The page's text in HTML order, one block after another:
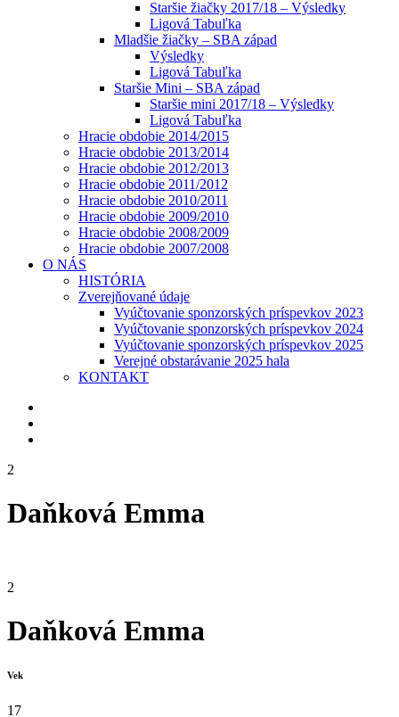
Staršie žiačky 2017/18 – Výsledky
Ligová Tabuľka
Mladšie žiačky – SBA západ
Výsledky
Ligová Tabuľka
Staršie Mini – SBA západ
Staršie mini 2017/18 – Výsledky
Ligová Tabuľka
Hracie obdobie 2014/2015
Hracie obdobie 2013/2014
Hracie obdobie 2012/2013
Hracie obdobie 2011/2012
Hracie obdobie 2010/2011
Hracie obdobie 2009/2010
Hracie obdobie 2008/2009
Hracie obdobie 2007/2008
O NÁS
HISTÓRIA
Zverejňované údaje
Vyúčtovanie sponzorských príspevkov 2023
Vyúčtovanie sponzorských príspevkov 2024
Vyúčtovanie sponzorských príspevkov 2025
Verejné obstarávanie 2025 hala
KONTAKT
2
Daňková Emma
2
Daňková Emma
Vek
17